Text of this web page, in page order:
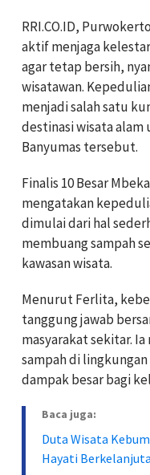
RRI.CO.ID,
aktif menjaga
agar tetap bersih,
wisatawan.
menjadi salah satu
destinasi wisata
Banyumas tersebut.
Finalis 10 Besar
mengatakan
dimulai dari hal
membuang sampah
kawasan wisata.
Menurut Ferlita,
tanggung jawab
masyarakat sekitar.
sampah di
dampak besar bagi
Baca juga:
Duta Wisata
Hayati